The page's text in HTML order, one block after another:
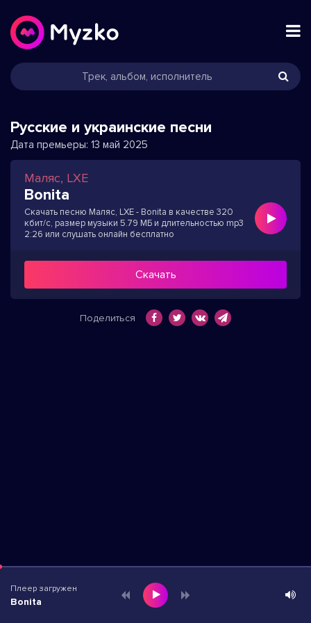
Русские и украинские песни
Дата премьеры: 13 май 2025
Маляс, LXE
Bonita
Скачать песню Маляс, LXE - Bonita в качестве 320
кбит/с, размер музыки 5.79 МБ и длительностью mp3
2:26 или слушать онлайн бесплатно
Скачать
Поделиться
Плеер загружен
Bonita